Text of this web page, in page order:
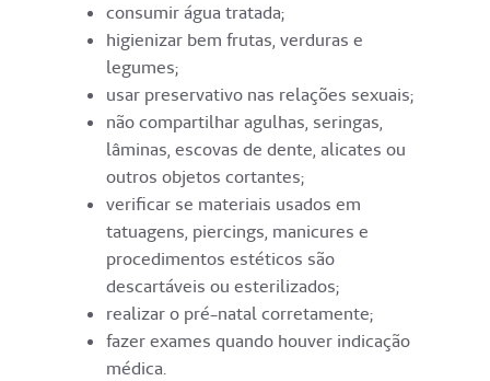
consumir água tratada;
higienizar bem frutas, verduras e
legumes;
usar preservativo nas relações sexuais;
não compartilhar agulhas, seringas,
lâminas, escovas de dente, alicates ou
outros objetos cortantes;
verificar se materiais usados em
tatuagens, piercings, manicures e
procedimentos estéticos são
descartáveis ou esterilizados;
realizar o pré-natal corretamente;
fazer exames quando houver indicação
médica.